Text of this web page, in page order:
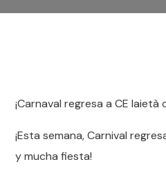
¡Carnaval regresa a CE
¡Esta semana, Carnival
y mucha fiesta!